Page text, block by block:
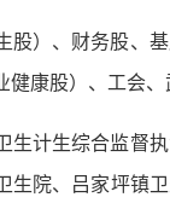
股）、财务股、
健康股）、工会
生计生综合监督
生院、吕家坪镇